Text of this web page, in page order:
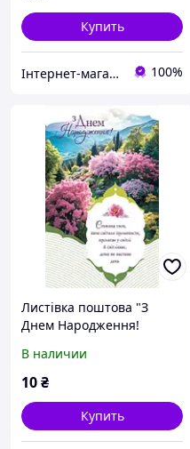
Купить
Інтернет-магазин Християнської книги 100%
Листівка поштова "З
Днем Народження!
світило променисте
пролягає у світлі...."
В наличии
10₴
Купить